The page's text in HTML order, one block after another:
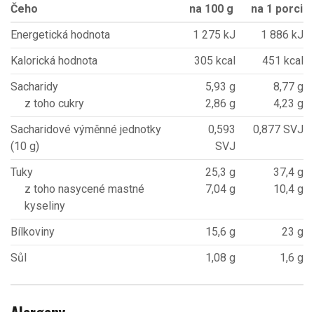
Čeho na 100 g
na 1 porci
Energetická hodnota
1 275 kJ
1 886 kJ
Kalorická hodnota
305 kcal
451 kcal
Sacharidy
z toho cukry
5,93 g
2,86 g
8,77 g
4,23 g
Sacharidové výměnné jednotky
(10 g)
0,593
SVJ
0,877 SVJ
Tuky
z toho nasycené mastné
kyseliny
25,3 g
7,04 g
37,4 g
10,4 g
Bílkoviny 15,6 g
23 g
Sůl
1,08 g 1,6 g